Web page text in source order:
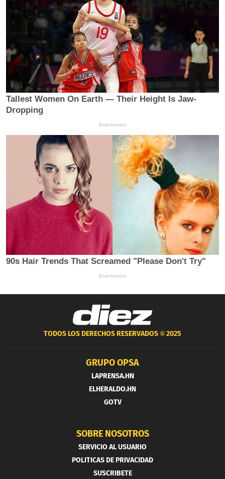
TODOS LOS DERECHOS RESERVADOS ®2025
GRUPO OPSA
LAPRENSA.HN
ELHERALDO.HN
GOTV
SOBRE NOSOTROS
SERVICIO AL USUARIO
POLITICAS DE PRIVACIDAD
SUSCRIBETE